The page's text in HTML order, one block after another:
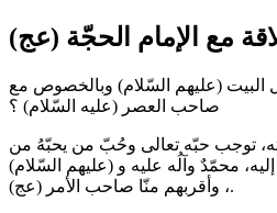
مع الإمام الحجّة (عج)
(عليهم السّلام) وبالخصوص مع
صاحب العصر (عليه السّلام) ؟
توجب حبّه تعالى وحُبّ من يحبّهُ من
إليه، محمّدٌ وآلُه عليه و (عليهم السّلام)
، وأقربهم منّا صاحب الأمر (عج).